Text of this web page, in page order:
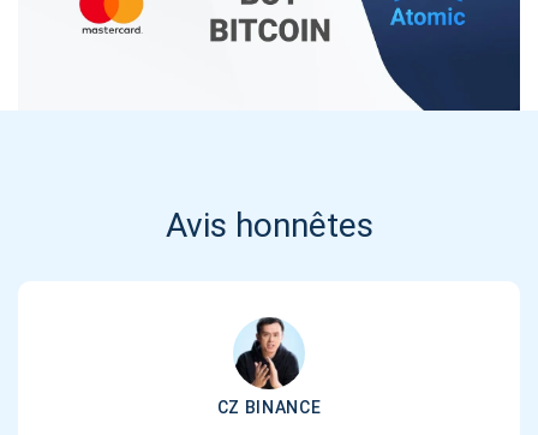
Avis honnêtes
CZ BINANCE